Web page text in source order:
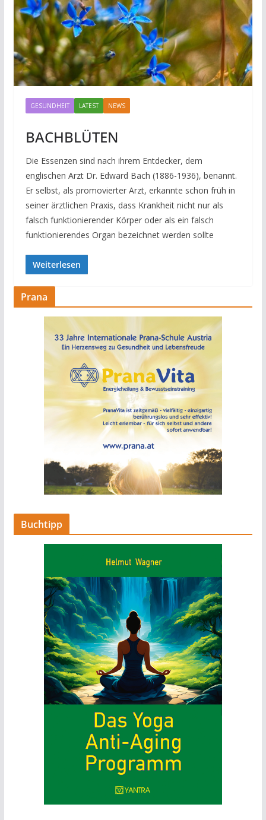
GESUNDHEIT LATEST NEWS
BACHBLÜTEN
Die Essenzen sind nach ihrem Entdecker, dem
englischen Arzt Dr. Edward Bach (1886-1936), benannt.
Er selbst, als promovierter Arzt, erkannte schon früh in
seiner ärztlichen Praxis, dass Krankheit nicht nur als
falsch funktionierender Körper oder als ein falsch
funktionierendes Organ bezeichnet werden sollte
Weiterlesen
Prana
Buchtipp